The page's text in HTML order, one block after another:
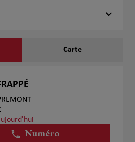
Carte
Numéro